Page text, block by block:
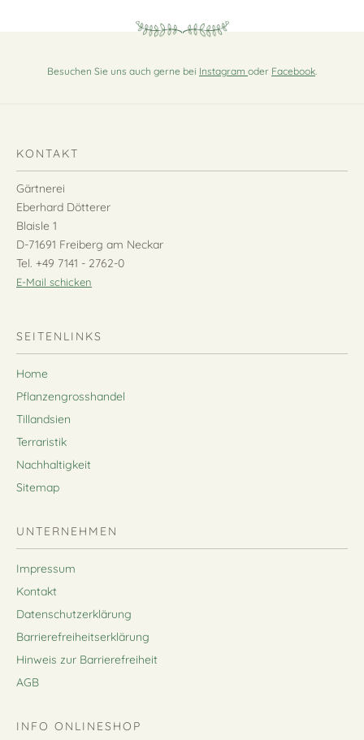
Besuchen Sie uns auch gerne bei Instagram oder Facebook.
KONTAKT
Gärtnerei
Eberhard Dötterer
Blaisle 1
D-71691 Freiberg am Neckar
Tel. +49 7141 - 2762-0
E-Mail schicken
SEITENLINKS
Home
Pflanzengrosshandel
Tillandsien
Terraristik
Nachhaltigkeit
Sitemap
UNTERNEHMEN
Impressum
Kontakt
Datenschutzerklärung
Barrierefreiheitserklärung
Hinweis zur Barrierefreiheit
AGB
INFO ONLINESHOP